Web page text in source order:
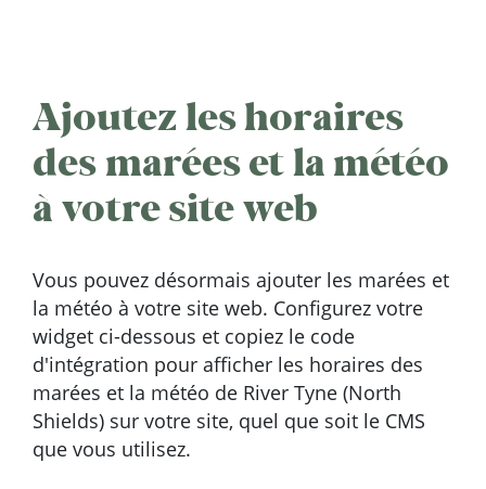
Ajoutez les horaires
des marées et la météo
à votre site web
Vous pouvez désormais ajouter les marées et
la météo à votre site web. Configurez votre
widget ci-dessous et copiez le code
d'intégration pour afficher les horaires des
marées et la météo de River Tyne (North
Shields) sur votre site, quel que soit le CMS
que vous utilisez.